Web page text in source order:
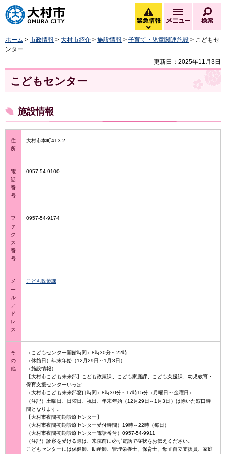
大村市
緊急情報
緊急情報を開く
メニュー
ホーム > 市政情報 > 大村市紹介 > 施設情報 > 子育て・児童関連施設 > こどもセ
ンター
更新日：2025年11月3日
こどもセンター
施設情報
住
所
大村市本町413-2
電
話
番
号
0957-54-9100
フ
ァ
ク
ス
番
号
0957-54-9174
メ
ー
ル
ア
ド
レ
ス
こども政策課
そ
の
他
（こどもセンター開館時間）8時30分～22時
（休館日）年末年始（12月29日～1月3日）
（施設情報）
【大村市こども未来部】こども政策課、こども家庭課、こども支援課、幼児教育・
保育支援センターいっぽ
（大村市こども未来部窓口時間）8時30分～17時15分（月曜日～金曜日）
（注記）土曜日、日曜日、祝日、年末年始（12月29日～1月3日）は除いた窓口時
間となります。
【大村市夜間初期診療センター】
（大村市夜間初期診療センター受付時間）19時～22時（毎日）
（大村市夜間初期診療センター電話番号）0957-54-9911
（注記）診察を受ける際は、来院前に必ず電話で症状をお伝えください。
こどもセンターには保健師、助産師、管理栄養士、保育士、母子自立支援員、家庭